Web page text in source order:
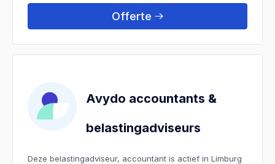
Offerte
Avydo accountants &
belastingadviseurs
Deze belastingadviseur, accountant is actief in Limburg